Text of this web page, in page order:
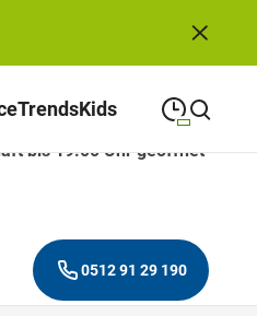
TrendsKids
19:00
09:00—19:00
bis 19:00 Uhr geöffnet
0512 91 29 190